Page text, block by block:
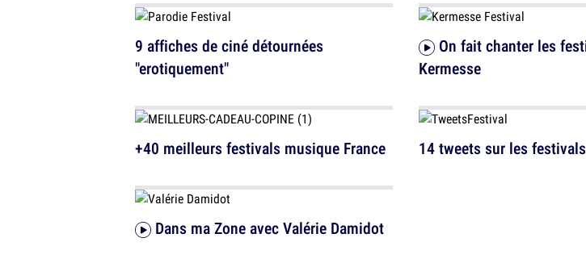
9 affiches de ciné détournées
"erotiquement"
+40 meilleurs festivals musique France
Dans ma Zone avec Valérie Damidot
Kermesse
14 tweets sur les festivals